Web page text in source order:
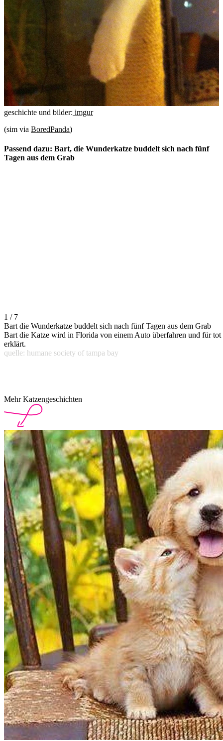
geschichte und bilder: imgur
(sim via BoredPanda)
Passend dazu: Bart, die Wunderkatze buddelt sich nach fünf
Tagen aus dem Grab
1 / 7
Bart die Wunderkatze buddelt sich nach fünf Tagen aus dem Grab
Bart die Katze wird in Florida von einem Auto überfahren und für tot
erklärt.
quelle: humane society of tampa bay
Mehr Katzengeschichten